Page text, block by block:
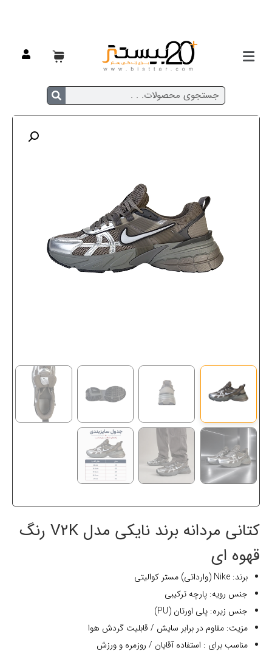
کتانی مردانه برند نایکی مدل V2K رنگ
قهوه ای
برند: Nike (وارداتی) مستر کوالیتی
جنس رویه: پارچه ترکیبی
جنس زیره: پلی اورتان (PU)
مزیت: مقاوم در برابر سایش / قابلیت گردش هوا
مناسب برای : استفاده آقایان / روزمره و ورزش